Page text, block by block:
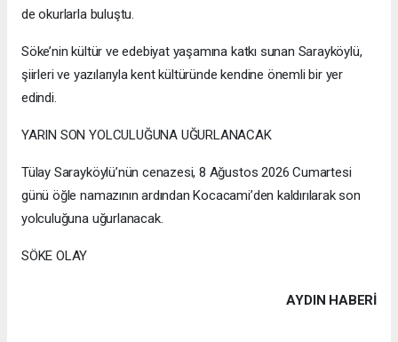
de okurlarla buluştu.
Söke’nin kültür ve edebiyat yaşamına katkı sunan Sarayköylü,
şiirleri ve yazılarıyla kent kültüründe kendine önemli bir yer
edindi.
YARIN SON YOLCULUĞUNA UĞURLANACAK
Tülay Sarayköylü’nün cenazesi, 8 Ağustos 2026 Cumartesi
günü öğle namazının ardından Kocacami’den kaldırılarak son
yolculuğuna uğurlanacak.
SÖKE OLAY
AYDIN HABERİ